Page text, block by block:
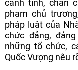
cảnh tỉnh, chấn
phạm chủ
pháp luật của
chức đảng,
những tổ chức,
Quốc Vượng nêu